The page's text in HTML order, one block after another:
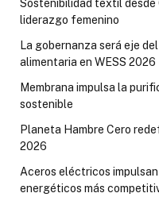
Sostenibilidad textil desde
liderazgo femenino
La gobernanza será eje
alimentaria en WESS 2026
Membrana impulsa la
sostenible
Planeta Hambre Cero
2026
Aceros eléctricos
energéticos más